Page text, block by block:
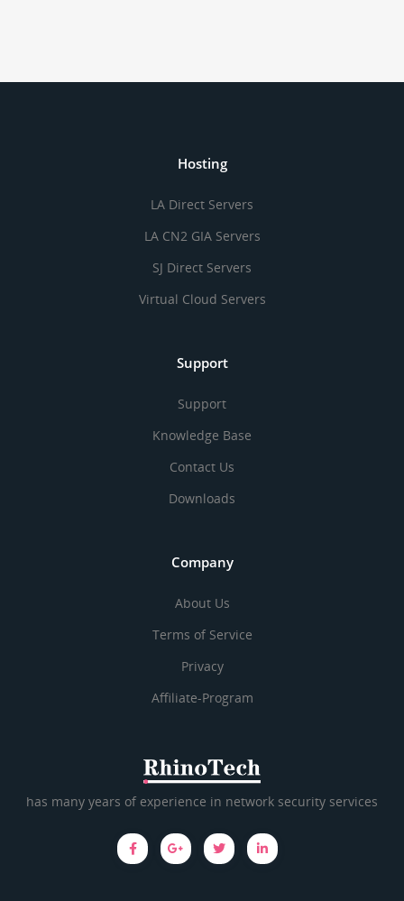
Hosting
LA Direct Servers
LA CN2 GIA Servers
SJ Direct Servers
Virtual Cloud Servers
Support
Support
Knowledge Base
Contact Us
Downloads
Company
About Us
Terms of Service
Privacy
Affiliate-Program
has many years of experience in network security services